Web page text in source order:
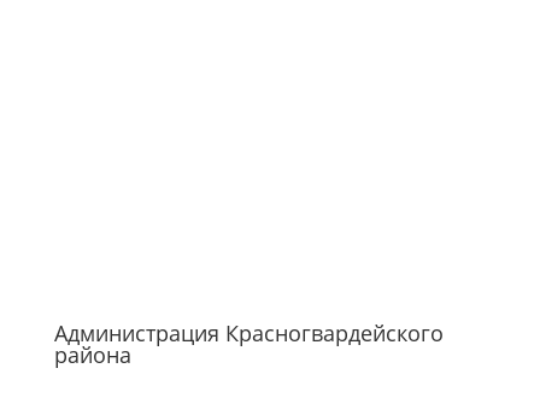
Администрация Красногвардейского
района